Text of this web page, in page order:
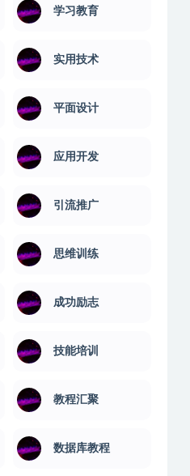
学习教育
实用技术
平面设计
应用开发
引流推广
思维训练
成功励志
技能培训
教程汇聚
数据库教程